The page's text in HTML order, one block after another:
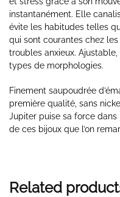
instantanément. Elle
évite les habitudes telles
qui sont courantes chez
troubles anxieux.
types de morphologies.
Finement saupoudrée
première qualité, sans
Jupiter puise sa force
de ces bijoux que l’on
Related